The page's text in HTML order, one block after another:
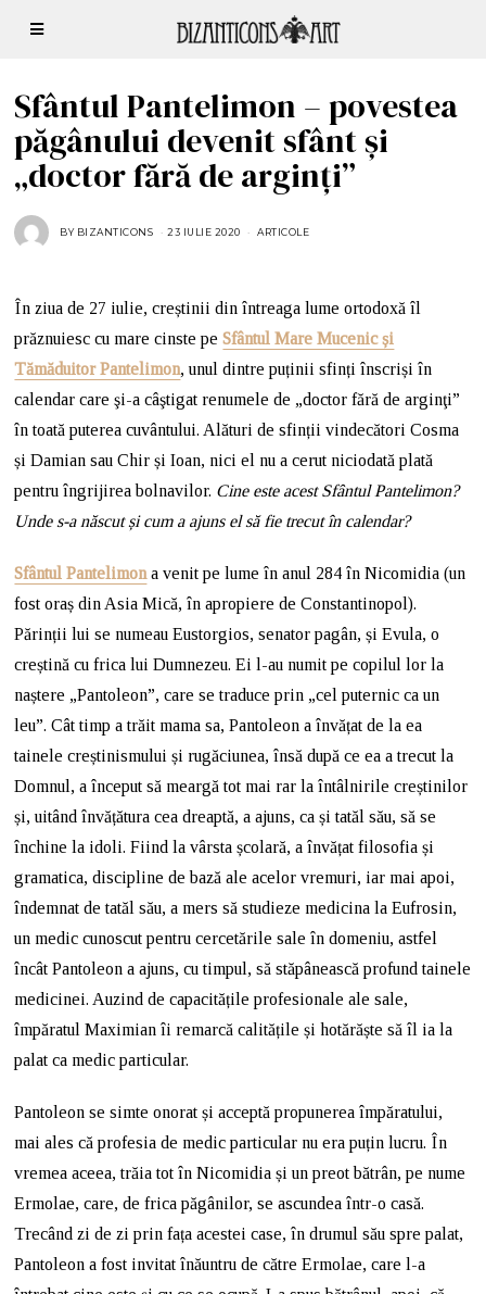
Sfântul Pantelimon – povestea
păgânului devenit sfânt și
„doctor fără de arginţi”
BY BIZANTICONS 23 IULIE 2020 ARTICOLE
În ziua de 27 iulie, creștinii din întreaga lume ortodoxă îl
prăznuiesc cu mare cinste peSfântul Mare Mucenic și
Tămăduitor Pantelimon, unul dintre puținii sfinți înscriși în
calendar care şi-a câştigat renumele de „doctor fără de arginţi”
în toată puterea cuvântului. Alături de sfinții vindecători Cosma
și Damian sau Chir și Ioan, nici el nu a cerut niciodată plată
pentru îngrijirea bolnavilor. Cine este acest Sfântul Pantelimon?
Unde s-a născut și cum a ajuns el să fie trecut în calendar?
Sfântul Pantelimon a venit pe lume în anul 284 în Nicomidia (un
fost oraș din Asia Mică, în apropiere de Constantinopol).
Părinții lui se numeau Eustorgios, senator pagân, și Evula, o
creștină cu frica lui Dumnezeu. Ei l-au numit pe copilul lor la
naștere „Pantoleon”, care se traduce prin „cel puternic ca un
leu”. Cât timp a trăit mama sa, Pantoleon a învățat de la ea
tainele creștinismului și rugăciunea, însă după ce ea a trecut la
Domnul, a început să meargă tot mai rar la întâlnirile creștinilor
și, uitând învățătura cea dreaptă, a ajuns, ca și tatăl său, să se
închine la idoli. Fiind la vârsta școlară, a învățat filosofia și
gramatica, discipline de bază ale acelor vremuri, iar mai apoi,
îndemnat de tatăl său, a mers să studieze medicina la Eufrosin,
un medic cunoscut pentru cercetările sale în domeniu, astfel
încât Pantoleon a ajuns, cu timpul, să stăpânească profund tainele
medicinei. Auzind de capacitățile profesionale ale sale,
împăratul Maximian îi remarcă calitățile și hotărăște să îl ia la
palat ca medic particular.
Pantoleon se simte onorat și acceptă propunerea împăratului,
mai ales că profesia de medic particular nu era puțin lucru. În
vremea aceea, trăia tot în Nicomidia și un preot bătrân, pe nume
Ermolae, care, de frica păgânilor, se ascundea într-o casă.
Trecând zi de zi prin fața acestei case, în drumul său spre palat,
Pantoleon a fost invitat înăuntru de către Ermolae, care l-a